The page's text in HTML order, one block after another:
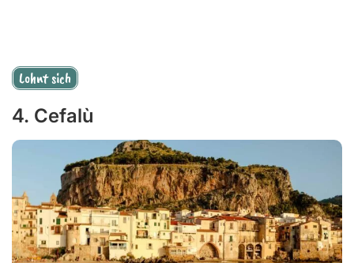
Lohnt sich
4. Cefalù